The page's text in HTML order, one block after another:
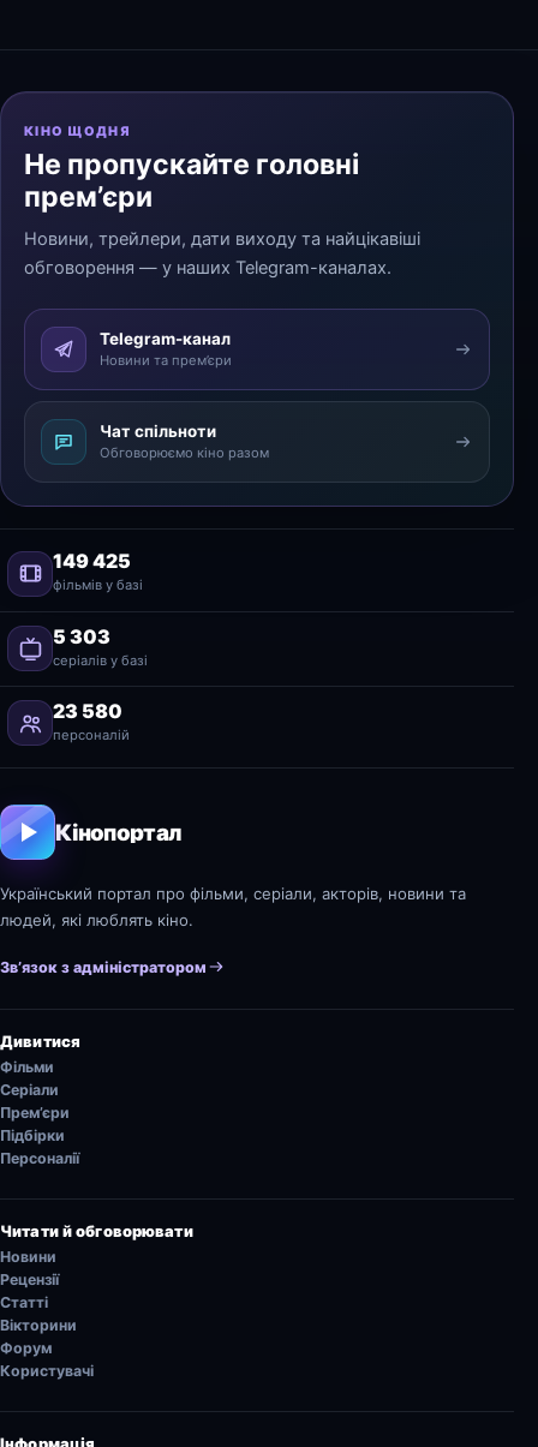
КІНО ЩОДНЯ
Не пропускайте головні
прем’єри
Новини, трейлери, дати виходу та найцікавіші
обговорення — у наших Telegram-каналах.
Telegram-канал
Новини та прем’єри
Чат спільноти
Обговорюємо кіно разом
149 425
фільмів у базі
5 303
серіалів у базі
23 580
персоналій
Кінопортал
Український портал про фільми, серіали, акторів, новини та
людей, які люблять кіно.
Зв’язок з адміністратором
Дивитися
Фільми
Серіали
Прем’єри
Підбірки
Персоналії
Читати й обговорювати
Новини
Рецензії
Статті
Вікторини
Форум
Користувачі